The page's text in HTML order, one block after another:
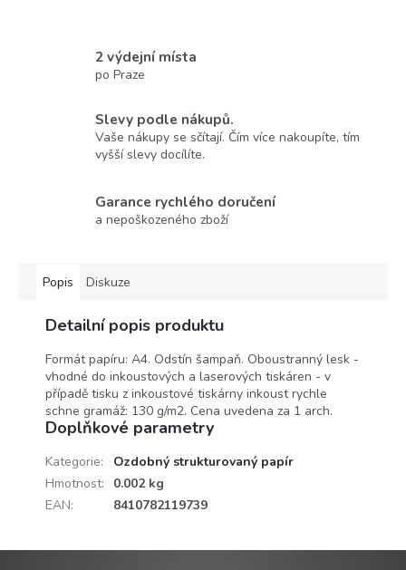
2 výdejní místa
po Praze
Slevy podle nákupů.
Vaše nákupy se sčítají. Čím více nakoupíte, tím
vyšší slevy docílíte.
Garance rychlého doručení
a nepoškozeného zboží
Popis Diskuze
Detailní popis produktu
Formát papíru: A4. Odstín šampaň. Oboustranný lesk -
vhodné do inkoustových a laserových tiskáren - v
případě tisku z inkoustové tiskárny inkoust rychle
schne gramáž: 130 g/m2. Cena uvedena za 1 arch.
Doplňkové parametry
Kategorie:
Ozdobný strukturovaný papír
Hmotnost:
0.002 kg
EAN: 8410782119739